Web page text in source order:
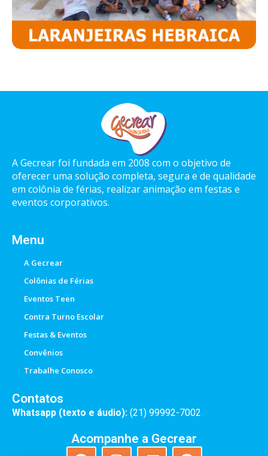
A Gecrear foi fundada em 2008 com o objetivo de
oferecer uma solução completa, segura e de qualidade
em colônia de férias, realizar animação em festas e
eventos corporativos.
Menu
A Gecrear
Colônias de Férias
Eventos Teen
Contra Turno Escolar
Festas & Eventos
Convênios
Trabalhe Conosco
Contatos
Whatsapp (texto e áudio): (21) 99992-7002
Acompanhe a Gecrear